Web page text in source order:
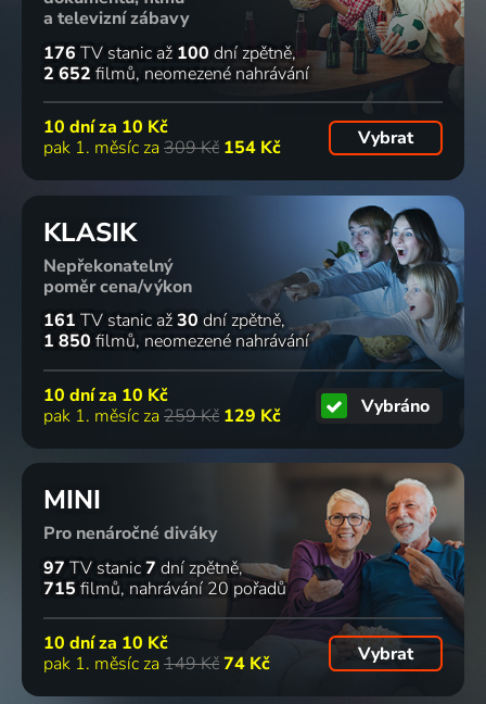
a televizní zábavy
176 TV stanic až 100 dní zpětně
2 652 filmů neomezené nahrávání
10 dní za 10 Kč
pak 1. měsíc za 309 Kč 154 Kč Vybrat
KLASIK
Nepřekonatelný
poměr cena/výkon
161 TV stanic až30 dní zpětně
1 850 filmů neomezené nahrávání
10 dní za 10 Kč
pak 1. měsíc za 259 Kč 129 Kč Vybráno
MINI
Pro nenáročné diváky
97 TV stanic7 dní zpětně
715 filmů nahrávání 20 pořadů
10 dní za 10 Kč
pak 1. měsíc za 149 Kč74 Kč Vybrat